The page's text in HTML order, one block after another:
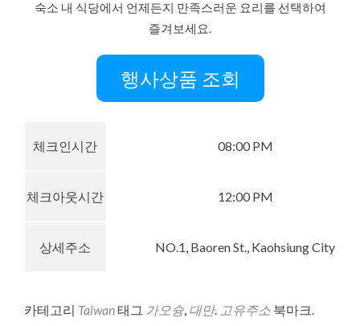
숙소 내 식당에서 언제든지 만족스러운 요리를 선택하여
즐겨보세요.
행사상품 조회
체크인시간 08:00 PM
체크아웃시간 12:00 PM
상세주소 NO.1, Baoren St., Kaohsiung City
카테고리 Taiwan태그 가오슝, 대만. 고유주소 북마크.